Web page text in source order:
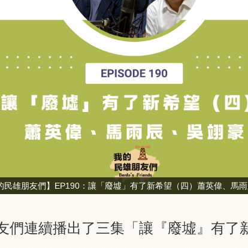
民雄朋友們】EP190：讓「廢墟」有了新希望（四）蕭英偉、馬
們連續播出了三集「讓『廢墟』有了